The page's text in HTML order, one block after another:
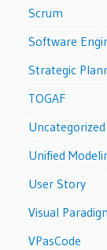
Scrum
Software
Strategic
TOGAF
Uncategorized
Unified
User Story
Visual
VPasCode